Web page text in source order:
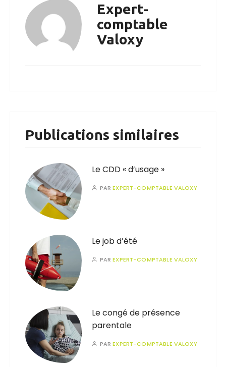
Expert-
comptable
Valoxy
Publications similaires
Le CDD « d’usage »
PAREXPERT-COMPTABLE VALOXY
Le job d’été
PAREXPERT-COMPTABLE VALOXY
Le congé de présence
parentale
PAREXPERT-COMPTABLE VALOXY